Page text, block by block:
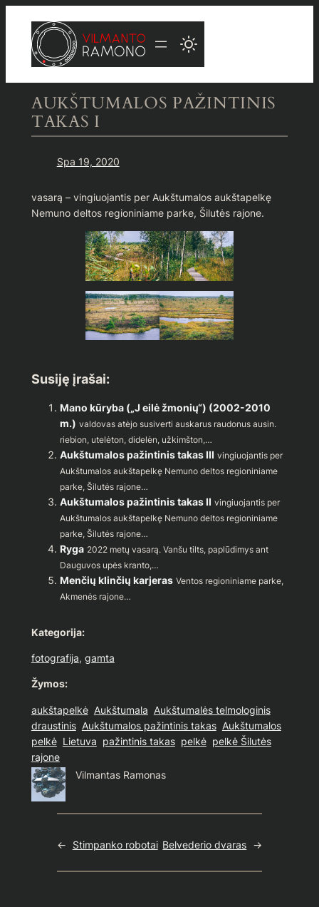
turinio
AUKŠTUMALOS PAŽINTINIS
TAKAS I
Spa 19, 2020
vasarą – vingiuojantis per Aukštumalos aukštapelkę
Nemuno deltos regioniniame parke, Šilutės rajone.
Susiję įrašai:
Mano kūryba („J eilė žmonių“) (2002-2010
m.) valdovas atėjo susiverti auskarus raudonus ausin.
riebion, utelėton, didelėn, užkimšton,…
Aukštumalos pažintinis takas III vingiuojantis per
Aukštumalos aukštapelkę Nemuno deltos regioniniame
parke, Šilutės rajone…
Aukštumalos pažintinis takas II vingiuojantis per
Aukštumalos aukštapelkę Nemuno deltos regioniniame
parke, Šilutės rajone…
Ryga 2022 metų vasarą. Vanšu tilts, paplūdimys ant
Dauguvos upės kranto,…
Menčių klinčių karjeras Ventos regioniniame parke,
Akmenės rajone…
Kategorija:
fotografija, gamta
Žymos:
aukštapelkė Aukštumala Aukštumalės telmologinis
draustinis Aukštumalos pažintinis takas Aukštumalos
pelkė Lietuva pažintinis takas pelkė pelkė Šilutės
rajone
Vilmantas Ramonas
← Stimpanko robotai Belvederio dvaras →